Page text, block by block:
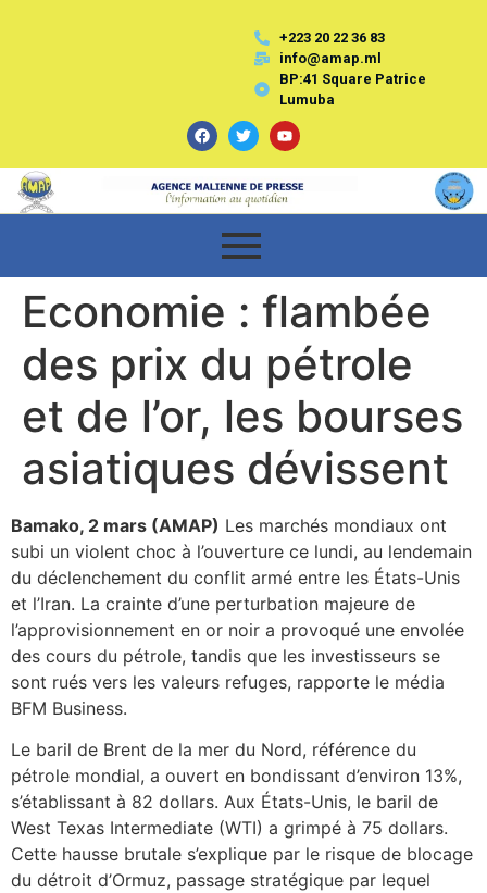
+223 20 22 36 83
info@amap.ml
BP:41 Square Patrice
Lumuba
Economie : flambée
des prix du pétrole
et de l’or, les bourses
asiatiques dévissent
Bamako, 2 mars (AMAP) Les marchés mondiaux ont
subi un violent choc à l’ouverture ce lundi, au lendemain
du déclenchement du conflit armé entre les États-Unis
et l’Iran. La crainte d’une perturbation majeure de
l’approvisionnement en or noir a provoqué une envolée
des cours du pétrole, tandis que les investisseurs se
sont rués vers les valeurs refuges, rapporte le média
BFM Business.
Le baril de Brent de la mer du Nord, référence du
pétrole mondial, a ouvert en bondissant d’environ 13%,
s’établissant à 82 dollars. Aux États-Unis, le baril de
West Texas Intermediate (WTI) a grimpé à 75 dollars.
Cette hausse brutale s’explique par le risque de blocage
du détroit d’Ormuz, passage stratégique par lequel